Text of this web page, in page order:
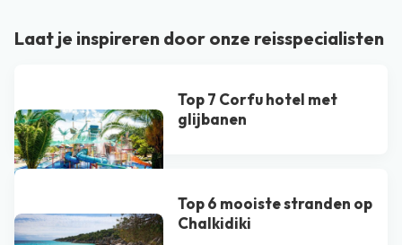
Laat je inspireren door onze reisspecialisten
Top 7 Corfu hotel met
glijbanen
Top 6 mooiste stranden op
Chalkidiki